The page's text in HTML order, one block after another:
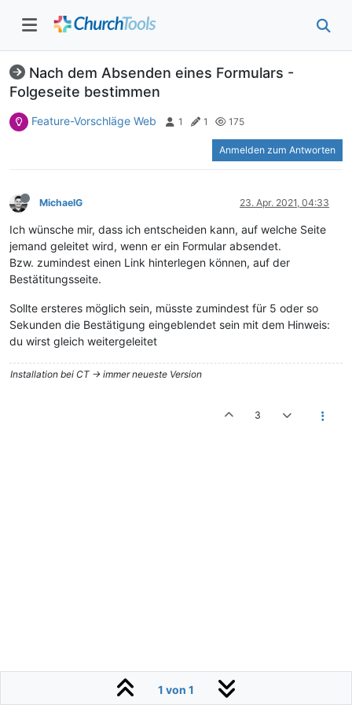
Nach dem Absenden eines Formulars -
Folgeseite bestimmen
Feature-Vorschläge Web 1 1 175
Anmelden zum Antworten
MichaelG 23. Apr. 2021, 04:33
Ich wünsche mir, dass ich entscheiden kann, auf welche Seite
jemand geleitet wird, wenn er ein Formular absendet.
Bzw. zumindest einen Link hinterlegen können, auf der
Bestätitungsseite.
Sollte ersteres möglich sein, müsste zumindest für 5 oder so
Sekunden die Bestätigung eingeblendet sein mit dem Hinweis:
du wirst gleich weitergeleitet
Installation bei CT -> immer neueste Version
3
1 von 1